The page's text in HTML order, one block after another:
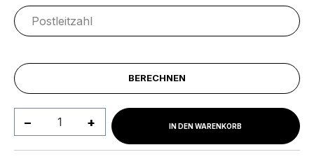
BERECHNEN
Produkt Anzahl: Gib denIN DEN WARENKORB